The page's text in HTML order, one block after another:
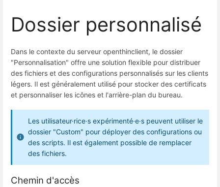
Dossier personnalisé
Dans le contexte du serveur openthinclient, le dossier
"Personnalisation" offre une solution flexible pour distribuer
des fichiers et des configurations personnalisés sur les clients
légers. Il est généralement utilisé pour stocker des certificats
et personnaliser les icônes et l'arrière-plan du bureau.
Les utilisateur·rice·s expérimenté·e·s peuvent utiliser le
dossier "Custom" pour déployer des configurations ou
des scripts. Il est également possible de remplacer
des fichiers.
Chemin d'accès